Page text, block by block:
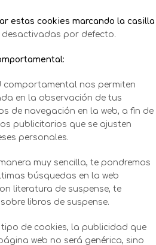
estas cookies marcando la casilla
desactivadas por defecto.
comportamental nos permiten
en la observación de tus
de navegación en la web, a fin de
publicitarios que se ajusten
personales.
muy sencilla, te pondremos
búsquedas en la web
literatura de suspense, te
libros de suspense.
de cookies, la publicidad que
web no será genérica, sino